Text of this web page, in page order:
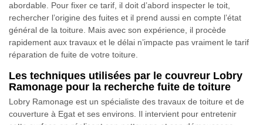
abordable. Pour fixer ce tarif, il doit d’abord inspecter le toit,
rechercher l’origine des fuites et il prend aussi en compte l’état
général de la toiture. Mais avec son expérience, il procède
rapidement aux travaux et le délai n’impacte pas vraiment le tarif
réparation de fuite de votre toiture.
Les techniques utilisées par le couvreur Lobry
Ramonage pour la recherche fuite de toiture
Lobry Ramonage est un spécialiste des travaux de toiture et de
couverture à Egat et ses environs. Il intervient pour entretenir